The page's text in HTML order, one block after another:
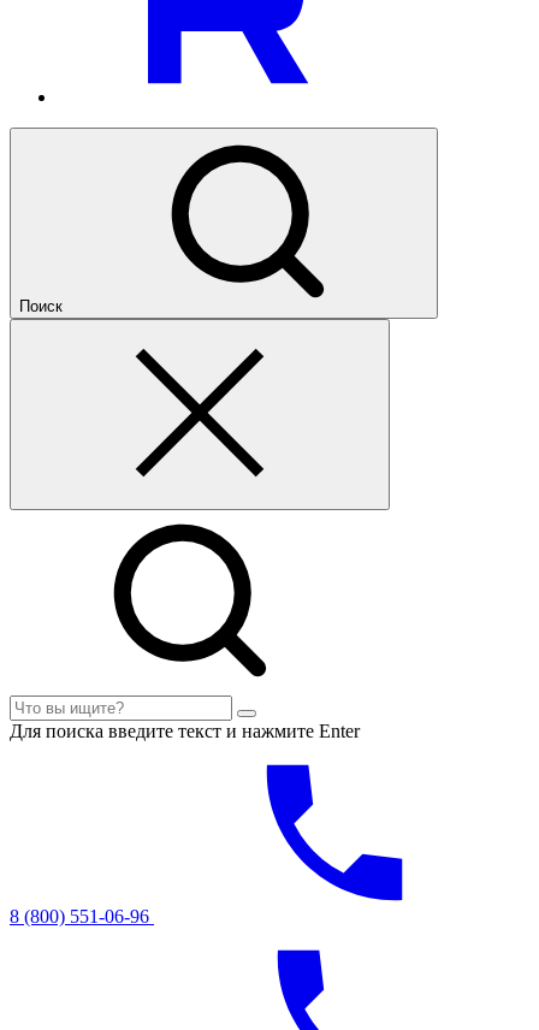
Поиск
Для поиска введите текст и нажмите Enter
8 (800) 551-06-96